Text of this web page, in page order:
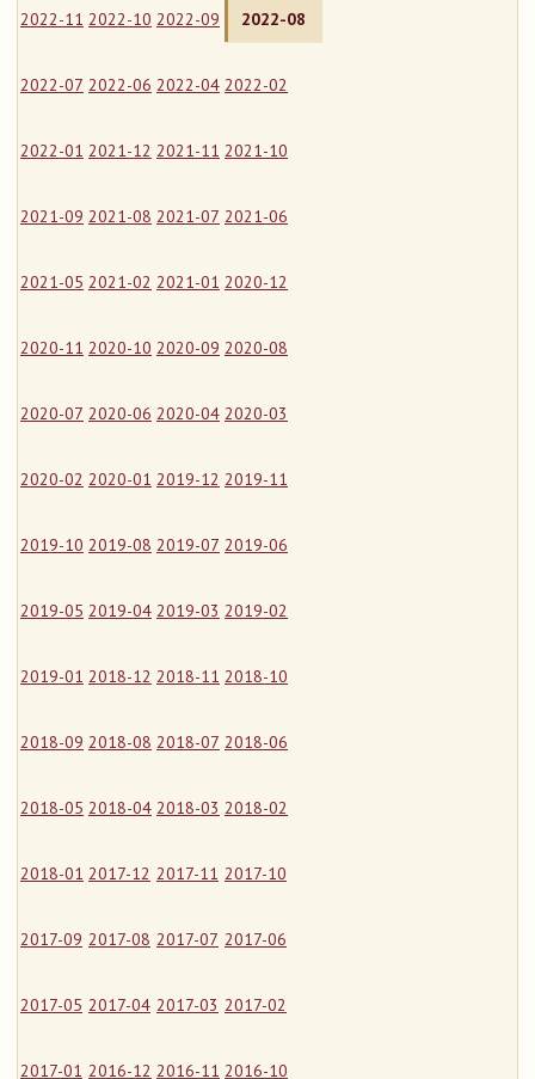
2022-11 2022-10 2022-09 2022-08
2022-07 2022-06 2022-04 2022-02
2022-01 2021-12 2021-11 2021-10
2021-09 2021-08 2021-07 2021-06
2021-05 2021-02 2021-01 2020-12
2020-11 2020-10 2020-09 2020-08
2020-07 2020-06 2020-04 2020-03
2020-02 2020-01 2019-12 2019-11
2019-10 2019-08 2019-07 2019-06
2019-05 2019-04 2019-03 2019-02
2019-01 2018-12 2018-11 2018-10
2018-09 2018-08 2018-07 2018-06
2018-05 2018-04 2018-03 2018-02
2018-01 2017-12 2017-11 2017-10
2017-09 2017-08 2017-07 2017-06
2017-05 2017-04 2017-03 2017-02
2017-01 2016-12 2016-11 2016-10